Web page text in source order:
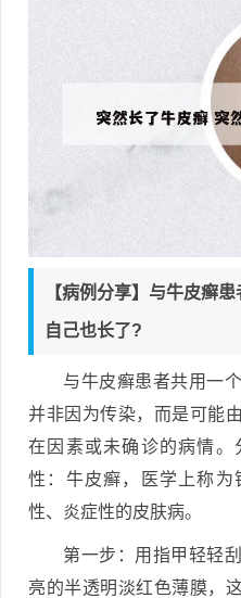
【病例分享】与牛皮癣
自己也长了?
与牛皮癣患者共用一
并非因为传染，而是可能
在因素或未确诊的病情
性：牛皮癣，医学上称
性、炎症性的皮肤病。
第一步：用指甲轻轻
亮的半透明淡红色薄膜，